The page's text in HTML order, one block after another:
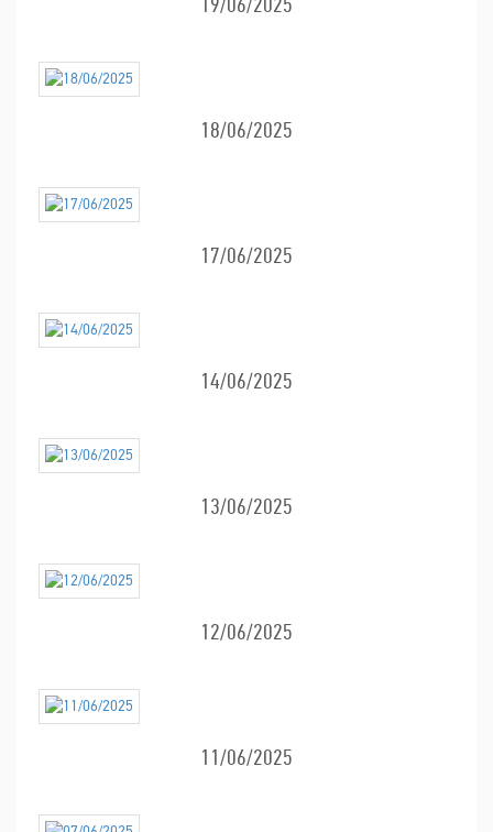
19/06/2025
18/06/2025
17/06/2025
14/06/2025
13/06/2025
12/06/2025
11/06/2025